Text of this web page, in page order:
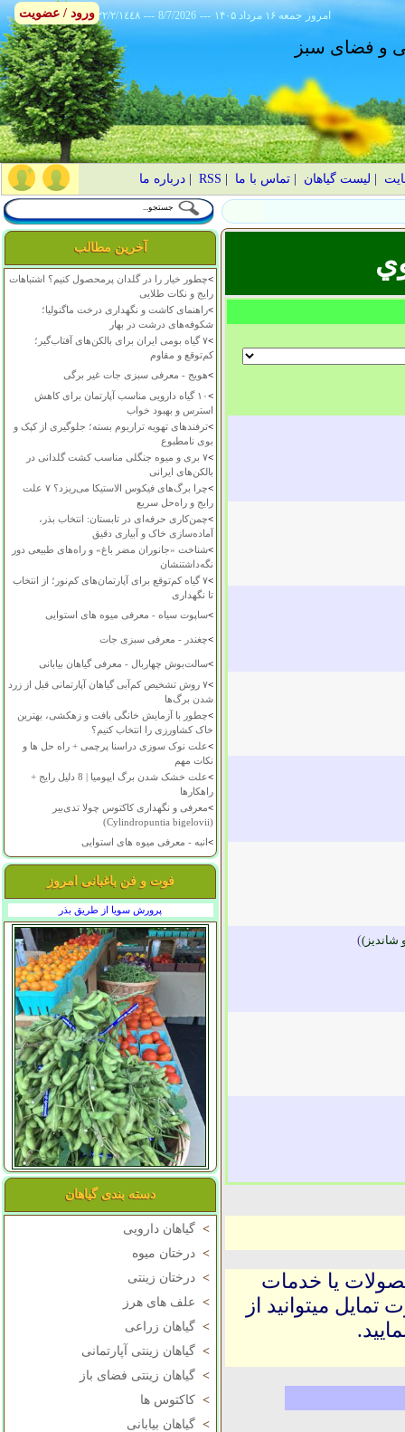
٢٢/٢/١٤٤٨ --- 8/7/2026 --- ۱۴۰۵ جمعه ۱۶ مرداد امروز
و فضای سبز
لیست گیاهان |تماس با ما RSS
|درباره ما
آخرین مطالب
>چطور خیار را در گلدان پرمحصول کنیم؟ اشتباهات
رایج و نکات طلایی
>راهنمای کاشت و نگهداری درخت ماگنولیا؛
شکوفه‌های درشت در بهار
>
۷ گیاه بومی ایران برای بالکن‌های آفتاب‌گیر؛
کم‌توقع و مقاوم
>هویج - معرفی سبزی جات غیر برگی
>
۱۰ گیاه دارویی مناسب آپارتمان برای کاهش
استرس و بهبود خواب
>ترفندهای تهویه تراریوم بسته؛ جلوگیری از کپک و
بوی نامطبوع
>
۷ بری و میوه جنگلی مناسب کشت گلدانی در
بالکن‌های ایرانی
>
چرا برگ‌های فیکوس الاستیکا می‌ریزد؟ ۷ علت
رایج و راه‌حل سریع
>چمن‌کاری حرفه‌ای در تابستان: انتخاب بذر،
آماده‌سازی خاک و آبیاری دقیق
>شناخت «جانوران مضر باغ» و راه‌های طبیعی دور
نگه‌داشتنشان
>
۷ گیاه کم‌توقع برای آپارتمان‌های کم‌نور؛ از انتخاب
تا نگهداری
>ساپوت سیاه - معرفی میوه های استوایی
>چغندر - معرفی سبزی جات
>سالت‌بوش چهاربال - معرفی گیاهان بیابانی
>
۷ روش تشخیص کم‌آبی گیاهان آپارتمانی قبل از زرد
شدن برگ‌ها
>چطور با آزمایش خانگی بافت و زهکشی، بهترین
خاک کشاورزی را انتخاب کنیم؟
>علت نوک سوزی دراسنا پرچمی + راه حل ها و
نکات مهم
>
علت خشک شدن برگ ایپومیا | 8 دلیل رایج +
راهکارها
>معرفی و نگهداری کاکتوس چولا تدی‌بیر
(Cylindropuntia bigelovii)
>انبه - معرفی میوه های استوایی
فوت و فن باغبانی امروز
پرورش سویا از طریق بذر
دسته بندی گیاهان
> گیاهان دارویی
> درختان میوه
> درختان زینتی
> علف های هرز
> گیاهان زراعی
> گیاهان زینتی آپارتمانی
> گیاهان زینتی فضای باز
> کاکتوس ها
> گیاهان بیابانی
شانديز))
یا خدمات
میتوانید از
ورود / عضویت